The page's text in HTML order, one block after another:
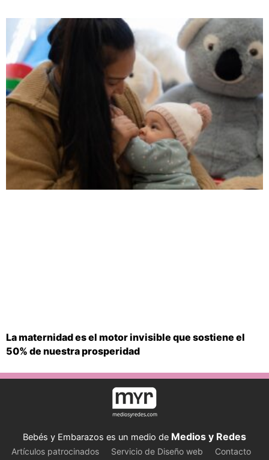
La maternidad es el motor invisible que sostiene el
50% de nuestra prosperidad
Bebés y Embarazos es un medio de Medios y Redes
Artículos patrocinados Servicio de Diseño web
Contacto